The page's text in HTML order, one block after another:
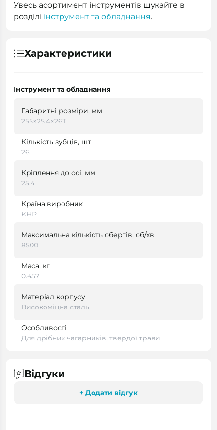
Увесь асортимент інструментів шукайте в
розділі інструмент та обладнання.
Характеристики
Інструмент та обладнання
Габаритні розміри, мм
255×25.4×26Т
Кількість зубців, шт
26
Кріплення до осі, мм
25.4
Країна виробник
КНР
Максимальна кількість обертів, об/хв
8500
Маса, кг
0.457
Матеріал корпусу
Високоміцна сталь
Особливості
Для дрібних чагарників, твердої трави
Відгуки
+ Додати відгук